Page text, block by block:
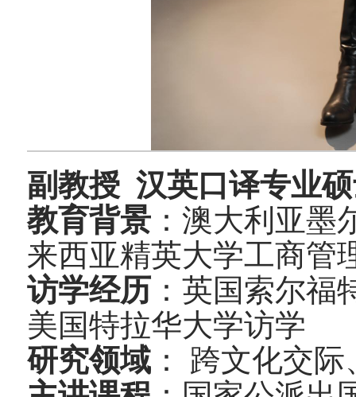
副教授 汉英口译专业
教育背景 ：澳大利亚
来西亚精英大学工商管
访学经历 ：英国索尔
美国特拉华大学访学
研究领域 ： 跨文化交